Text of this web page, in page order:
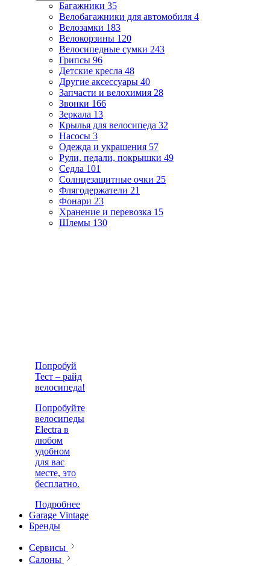
Багажники 35
Велобагажники для автомобиля 4
Велозамки 183
Велокорзины 120
Велосипедные сумки 243
Грипсы 96
Детские кресла 48
Другие аксессуары 40
Запчасти и велохимия 28
Звонки 166
Зеркала 13
Крылья для велосипеда 32
Насосы 3
Одежда и украшения 57
Рули, педали, покрышки 49
Седла 101
Солнцезащитные очки 25
Флягодержатели 21
Фонари 23
Хранение и перевозка 15
Шлемы 130
Попробуй
Тест – райд
велосипеда!
Попробуйте
велосипеды
Electra в
любом
удобном
для вас
месте, это
бесплатно.
Подробнее
Garage Vintage
Бренды
Сервисы
Салоны